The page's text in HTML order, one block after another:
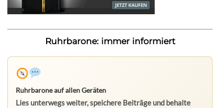
Ruhrbarone: immer informiert
Ruhrbarone auf allen Geräten
Lies unterwegs weiter, speichere Beiträge und behalte